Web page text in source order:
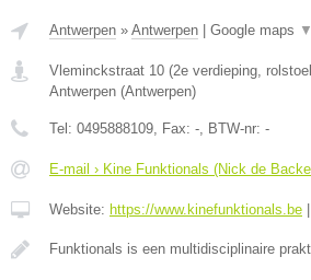
Antwerpen » Antwerpen Google maps ▼
Vleminckstraat 10 (2e verdieping,
Antwerpen (Antwerpen)
Tel: 0495888109, Fax: -, BTW-nr: -
E-mail › Kine Funktionals (Nick de
Website: https://www.kinefunktionals.be
Funktionals is een multidisciplinaire